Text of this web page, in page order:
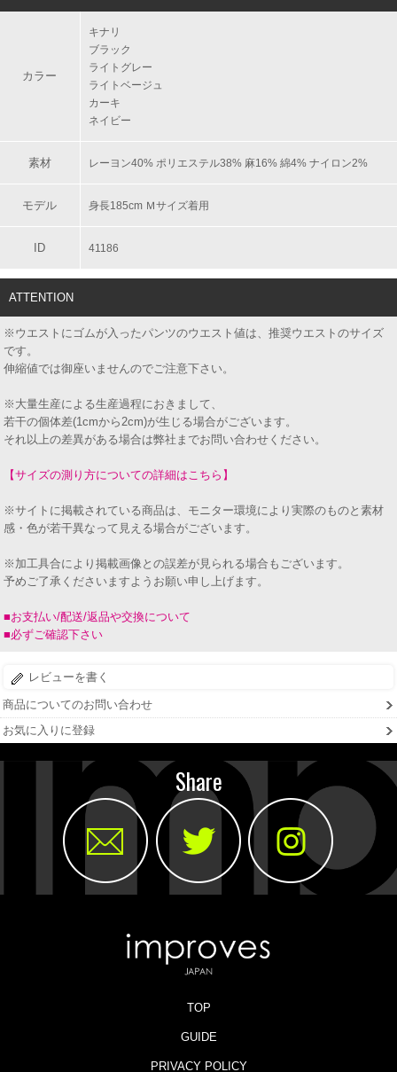
カラー
キナリ
ブラック
ライトグレー
ライトベージュ
カーキ
ネイビー
素材 レーヨン40% ポリエステル38% 麻16% 綿4% ナイロン2%
モデル 身長185cm Ｍサイズ着用
ID 41186
ATTENTION
※ウエストにゴムが入ったパンツのウエスト値は、推奨ウエストのサイズ
です。
伸縮値では御座いませんのでご注意下さい。
※大量生産による生産過程におきまして、
若干の個体差(1cmから2cm)が生じる場合がございます。
それ以上の差異がある場合は弊社までお問い合わせください。
【サイズの測り方についての詳細はこちら】
※サイトに掲載されている商品は、モニター環境により実際のものと素材
感・色が若干異なって見える場合がございます。
※加工具合により掲載画像との誤差が見られる場合もございます。
予めご了承くださいますようお願い申し上げます。
■お支払い/配送/返品や交換について
■必ずご確認下さい
レビューを書く
商品についてのお問い合わせ
お気に入りに登録
Share
TOP
GUIDE
PRIVACY POLICY